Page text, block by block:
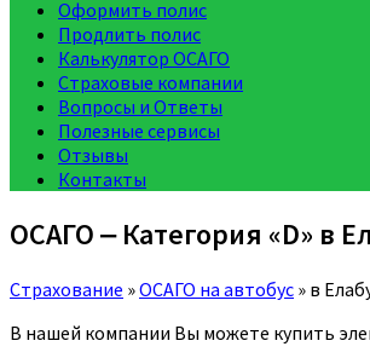
Оформить полис
Продлить полис
Калькулятор ОСАГО
Страховые компании
Вопросы и Ответы
Полезные сервисы
Отзывы
Контакты
ОСАГО ‒ Категория «D» в
Страхование »ОСАГО на автобус » в
В нашей компании Вы можете купить